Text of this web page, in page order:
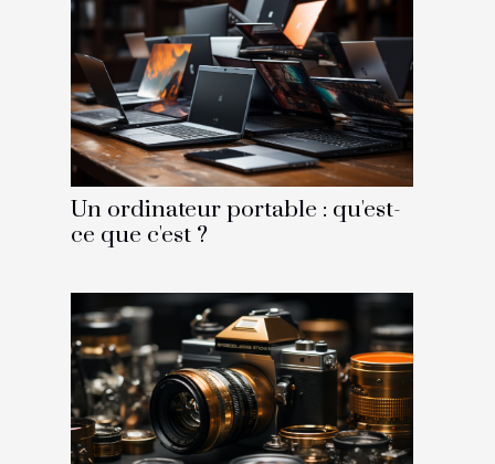
Un ordinateur portable : qu'est-
ce que c'est ?